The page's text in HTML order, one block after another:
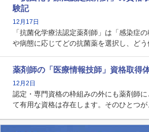
剤師の専門性を活かして高度化するがん医
貢献する姿は、今も病院薬剤師にとって一
かれる存在です。
験記
12月17日
「抗菌化学療法認定薬剤師」は「感染症
や病態に応じてどの抗菌薬を選択し、どう
る薬剤師です。現在、感染防止対策加算の
基準に専任の薬剤師配置が挙げられており
後は感染症領域で薬剤師に、より多くの役
求められる可能性もあります。
薬剤師の「医療情報技師」資格取得
12月2日
認定・専門資格の枠組みの外にも薬剤師に
て有用な資格は存在します。そのひとつが
査データ、投薬歴など非常に多岐にわたる